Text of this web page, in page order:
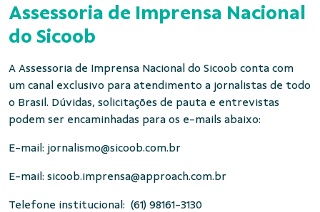
Assessoria de Imprensa Nacional
do Sicoob
A Assessoria de Imprensa Nacional do Sicoob conta com
um canal exclusivo para atendimento a jornalistas de todo
o Brasil. Dúvidas, solicitações de pauta e entrevistas
podem ser encaminhadas para os e-mails abaixo:
E-mail: jornalismo@sicoob.com.br
E-mail: sicoob.imprensa@approach.com.br
Telefone institucional: (61) 98161-3130